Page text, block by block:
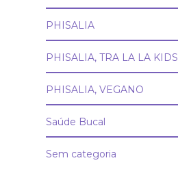
PHISALIA
PHISALIA, TRA LA LA KIDS
PHISALIA, VEGANO
Saúde Bucal
Sem categoria